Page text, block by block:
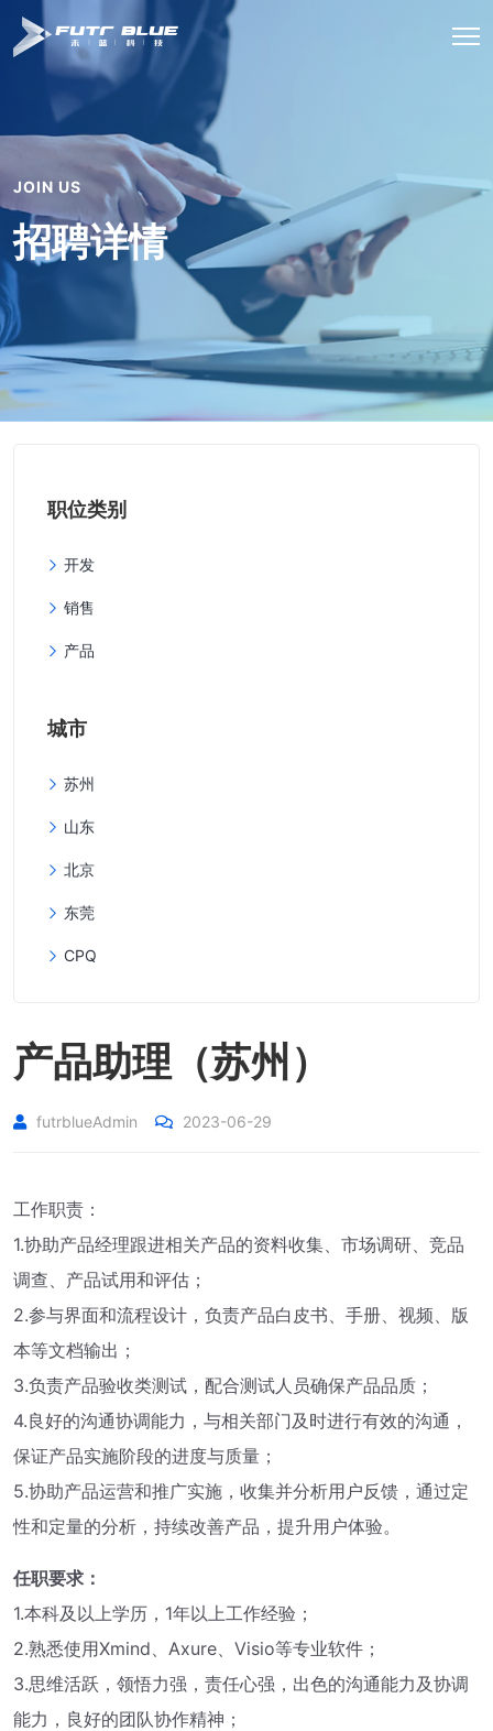
JOIN US
招聘详情
职位类别
开发
销售
产品
城市
苏州
山东
北京
东莞
CPQ
产品助理（苏州）
futrblueAdmin 2023-06-29
工作职责：
1.协助产品经理跟进相关产品的资料收集、市场调研、竞品
调查、产品试用和评估；
2.参与界面和流程设计，负责产品白皮书、手册、视频、版
本等文档输出；
3.负责产品验收类测试，配合测试人员确保产品品质；
4.良好的沟通协调能力，与相关部门及时进行有效的沟通，
保证产品实施阶段的进度与质量；
5.协助产品运营和推广实施，收集并分析用户反馈，通过定
性和定量的分析，持续改善产品，提升用户体验。
任职要求：
1.本科及以上学历，1年以上工作经验；
2.熟悉使用Xmind、Axure、Visio等专业软件；
3.思维活跃，领悟力强，责任心强，出色的沟通能力及协调
能力，良好的团队协作精神；